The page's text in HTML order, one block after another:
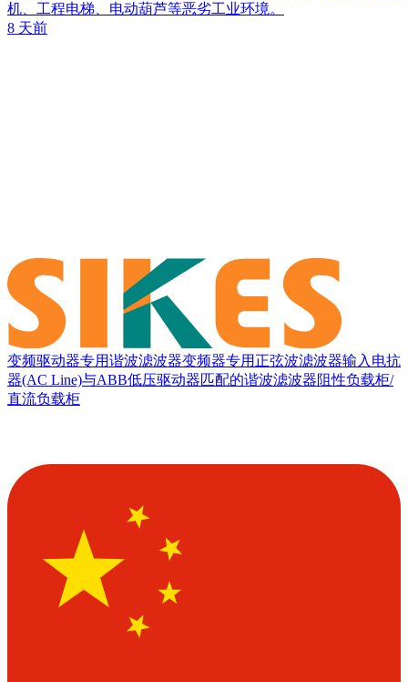
机、工程电梯、电动葫芦等恶劣工业环境。
8 天前
变频驱动器专用谐波滤波器变频器专用正弦波滤波器输入电抗
器(AC Line)与ABB低压驱动器匹配的谐波滤波器阻性负载柜/
直流负载柜